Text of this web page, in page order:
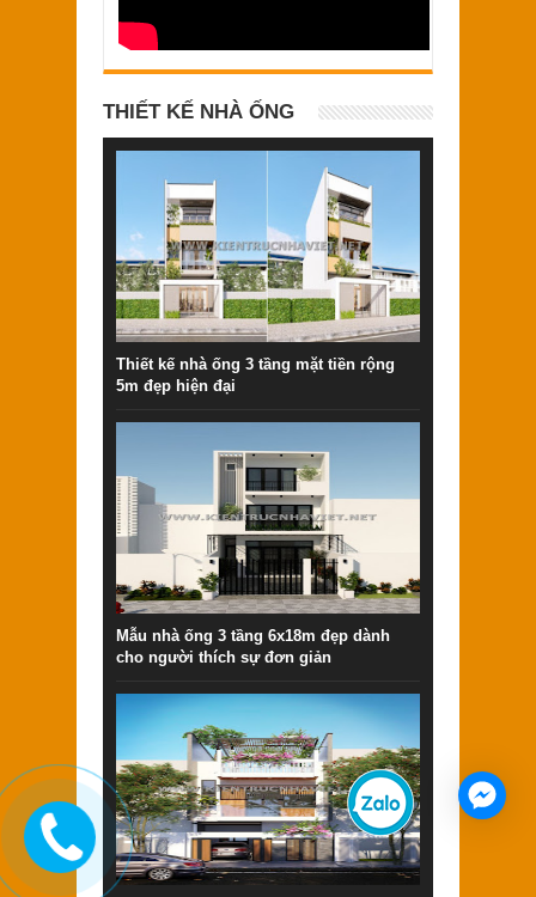
THIẾT KẾ NHÀ ỐNG
Thiết kế nhà ống 3 tầng mặt tiền rộng
5m đẹp hiện đại
Mẫu nhà ống 3 tầng 6x18m đẹp dành
cho người thích sự đơn giản